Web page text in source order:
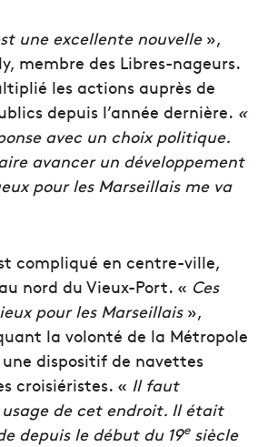
une excellente nouvelle»,
membre des Libres-nageurs.
les actions auprès de
depuis l’année dernière. «
avec un choix politique.
avancer un développement
pour les Marseillais me va
compliqué en centre-ville,
nord du Vieux-Port. « Ces
pour les Marseillais»,
la volonté de la Métropole
dispositif de navettes
croisiéristes. « Il faut
de cet endroit. Il était
depuis le début du 19esiècle